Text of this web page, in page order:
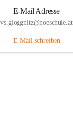
E-Mail Adresse
vs.gloggnitz@noeschule.at
E-Mail schreiben